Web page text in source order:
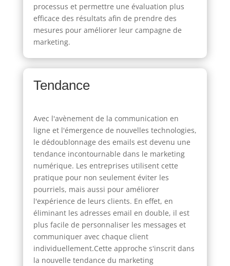
processus et permettre une évaluation plus
efficace des résultats afin de prendre des
mesures pour améliorer leur campagne de
marketing.
Tendance
Avec l'avènement de la communication en
ligne et l'émergence de nouvelles technologies,
le dédoublonnage des emails est devenu une
tendance incontournable dans le marketing
numérique. Les entreprises utilisent cette
pratique pour non seulement éviter les
pourriels, mais aussi pour améliorer
l'expérience de leurs clients. En effet, en
éliminant les adresses email en double, il est
plus facile de personnaliser les messages et
communiquer avec chaque client
individuellement.Cette approche s'inscrit dans
la nouvelle tendance du marketing